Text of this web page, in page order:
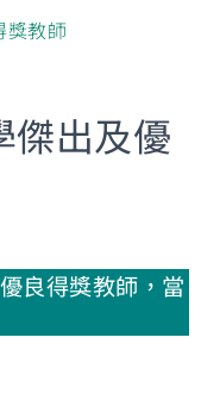
獎教師
傑出及優
良得獎教師，當